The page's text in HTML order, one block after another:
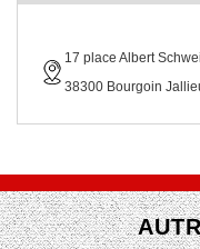
17 place Albert
38300 Bourgoin